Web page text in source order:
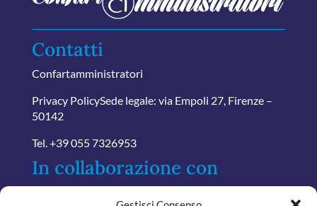
Contatti
Confartamministratori
Privacy PolicySede legale: via Empoli 27, Firenze –
50142
Tel.+39 055 7326953
In collaborazione con